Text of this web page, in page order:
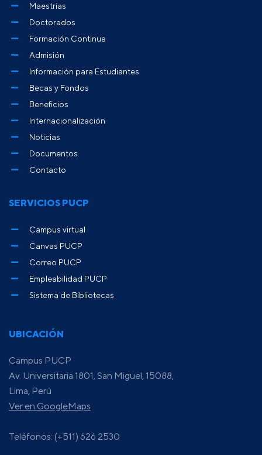
UBICACIÓN
Campus PUCP
Av. Universitaria 1801, San Miguel, 15088,
Lima, Perú
Ver en GoogleMaps
Teléfonos: (+511) 626 2530
Maestrías
Doctorados
Formación Continua
Admisión
Información para Estudiantes
Becas y Fondos
Beneficios
Internacionalización
Noticias
Documentos
Contacto
SERVICIOS PUCP
Campus virtual
Canvas PUCP
Correo PUCP
Empleabilidad PUCP
Sistema de Bibliotecas